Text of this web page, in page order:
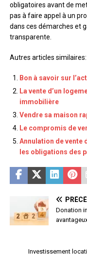
obligatoires avant de
pas à faire appel à un
dans ces démarches et
transparente.
Autres articles similaires:
Bon à savoir sur
La vente d’un
immobilière
Vendre sa maison
Le compromis de
Annulation de vente
les obligations des
Donation
Investissement